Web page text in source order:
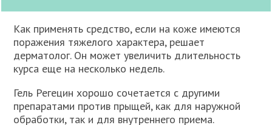
Как применять средство, если на коже имеются
поражения тяжелого характера, решает
дерматолог. Он может увеличить длительность
курса еще на несколько недель.
Гель Регецин хорошо сочетается с другими
препаратами против прыщей, как для наружной
обработки, так и для внутреннего приема.